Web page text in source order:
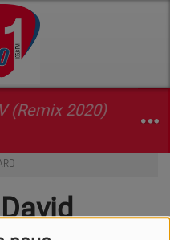
(Remix 2020)